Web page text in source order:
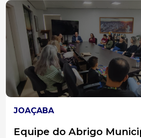
JOAÇABA
Equipe do Abrigo